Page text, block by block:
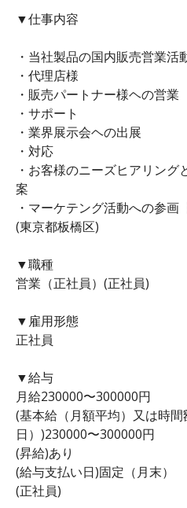
▼仕事内容
・当社製品の国内販売営業活
・代理店様
・販売パートナー様ヘの営業
・サポート
・業界展示会ヘの出展
・対応
・お客様のニーズヒアリン
案
・マーケテング活動への参画
(東京都板橋区)
▼職種
営業（正社員）(正社員)
▼雇用形態
正社員
▼給与
月給230000〜300000円
(基本給（月額平均）又は時
日）)230000〜300000円
(昇給)あり
(給与支払い日)固定（月末）
(正社員)